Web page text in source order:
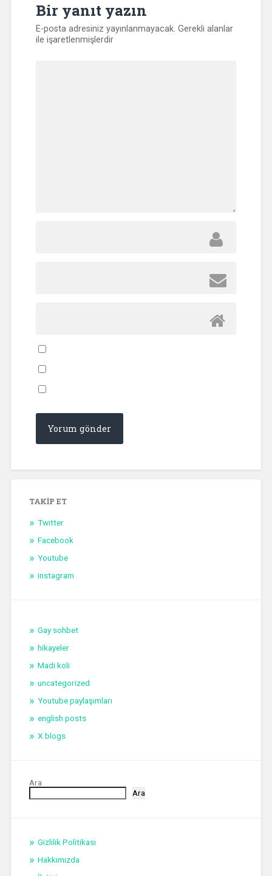
Bir yanıt yazın
E-posta adresiniz yayınlanmayacak. Gerekli alanlar
ile işaretlenmişlerdir
TAKIP ET
Twitter
Facebook
Youtube
instagram
Gay sohbet
hikayeler
Madi koli
uncategorized
Youtube paylaşımları
english posts
X blogs
Ara
Ara
Gizlilik Politikası
Hakkımızda